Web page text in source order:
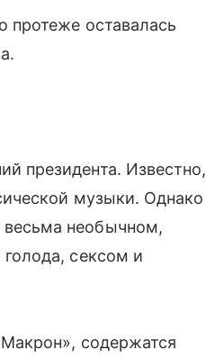
протеже оставалась
президента. Известно,
музыки. Однако
необычном,
сексом и
содержатся